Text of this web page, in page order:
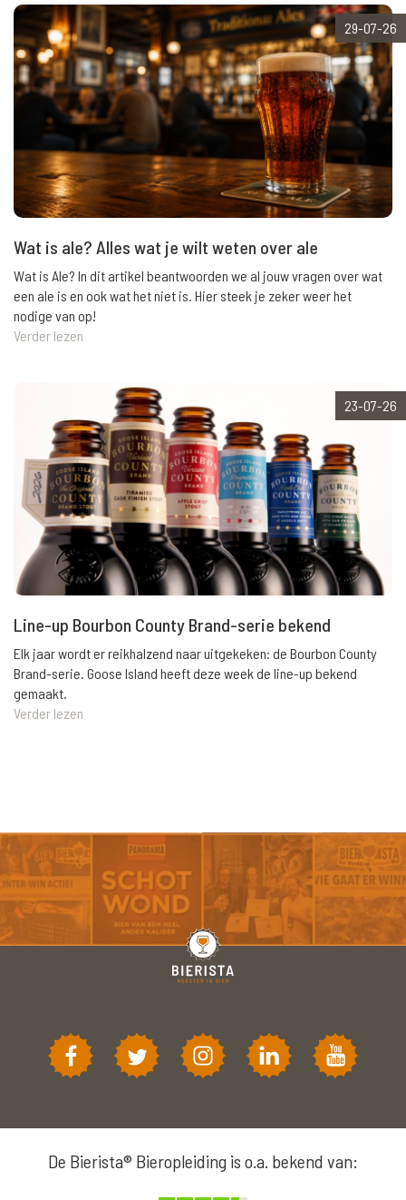
29-07-26
Wat is ale? Alles wat je wilt weten over ale
Wat is Ale? In dit artikel beantwoorden we al jouw vragen over wat
een ale is en ook wat het niet is. Hier steek je zeker weer het
nodige van op!
Verder lezen
23-07-26
Line-up Bourbon County Brand-serie bekend
Elk jaar wordt er reikhalzend naar uitgekeken: de Bourbon County
Brand-serie. Goose Island heeft deze week de line-up bekend
gemaakt.
Verder lezen
De Bierista® Bieropleiding is o.a. bekend van: